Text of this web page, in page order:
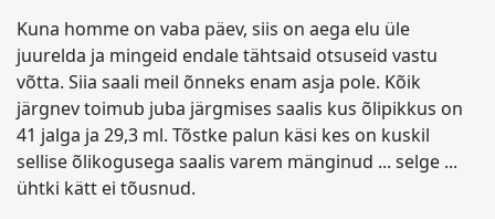
Kuna homme on vaba päev, siis on aega elu üle
juurelda ja mingeid endale tähtsaid otsuseid vastu
võtta. Siia saali meil õnneks enam asja pole. Kõik
järgnev toimub juba järgmises saalis kus õlipikkus on
41 jalga ja 29,3 ml. Tõstke palun käsi kes on kuskil
sellise õlikogusega saalis varem mänginud ... selge ...
ühtki kätt ei tõusnud.